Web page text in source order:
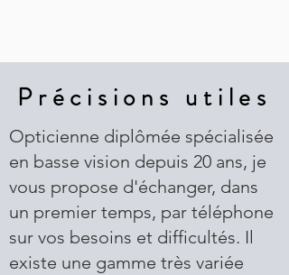
Précisions utiles
Opticienne diplômée spécialisée
en basse vision depuis 20 ans, je
vous propose d'échanger, dans
un premier temps, par téléphone
sur vos besoins et difficultés. Il
existe une gamme très variée